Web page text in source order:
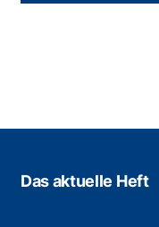
Das aktuelle Heft